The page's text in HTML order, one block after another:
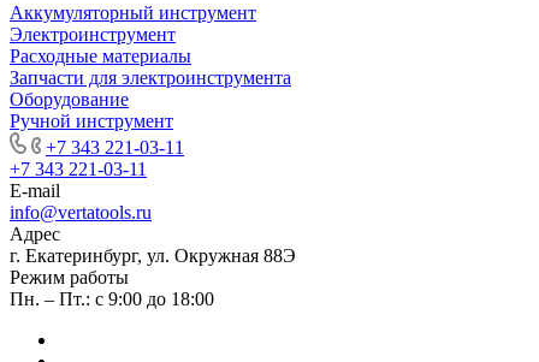
Аккумуляторный инструмент
Электроинструмент
Расходные материалы
Запчасти для электроинструмента
Оборудование
Ручной инструмент
+7 343 221-03-11
+7 343 221-03-11
E-mail
info@vertatools.ru
Адрес
г. Екатеринбург, ул. Окружная 88Э
Режим работы
Пн. – Пт.: с 9:00 до 18:00